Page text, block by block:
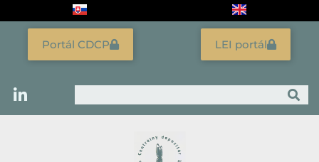
Vyhľadať
LEI portál
Portál CDCP